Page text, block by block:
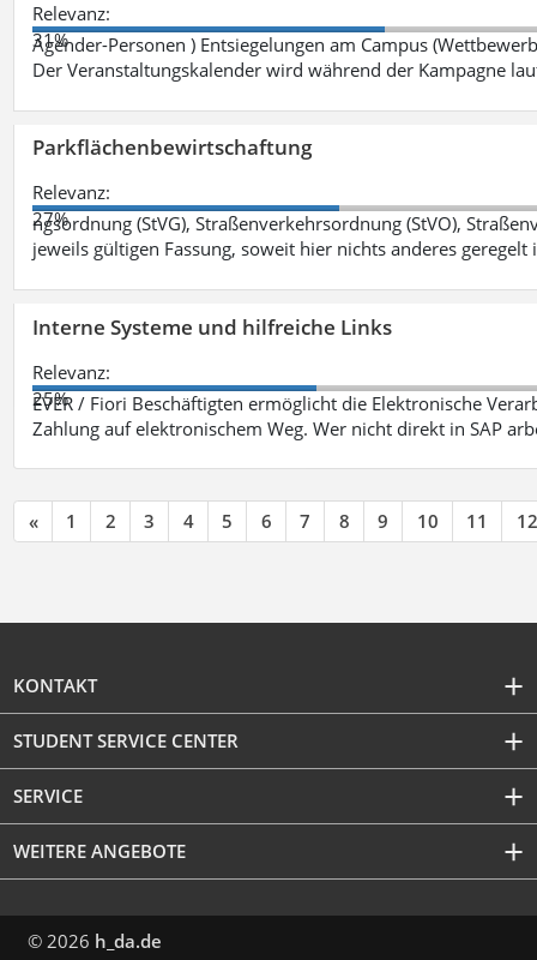
Relevanz:
31%
Agender-Personen ) Entsiegelungen am Campus
Der Veranstaltungskalender wird während der Kampagne
Parkflächenbewirtschaftung
Relevanz:
27%
ngsordnung (StVG), Straßenverkehrsordnung (StVO),
jeweils gültigen Fassung, soweit hier nichts anderes geregelt
Interne Systeme und hilfreiche Links
Relevanz:
25%
EVER / Fiori Beschäftigten ermöglicht die Elektronische
Zahlung auf elektronischem Weg. Wer nicht direkt in SAP
« 1 2 3 4 5 6 7 8 9 10 11 12
KONTAKT
STUDENT SERVICE CENTER
SERVICE
WEITERE ANGEBOTE
© 2026 h_da.de